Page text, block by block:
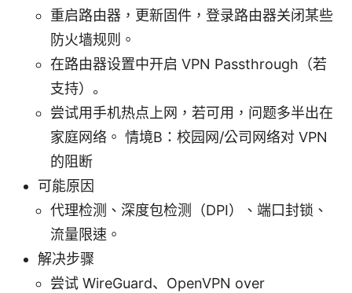
重启路由器，更新固件，登录路由器关闭某些
防火墙规则。
在路由器设置中开启 VPN Passthrough（若
支持）。
尝试用手机热点上网，若可用，问题多半出在
家庭网络。 情境B：校园网/公司网络对 VPN
的阻断
可能原因
代理检测、深度包检测（DPI）、端口封锁、
流量限速。
解决步骤
尝试 WireGuard、OpenVPN over